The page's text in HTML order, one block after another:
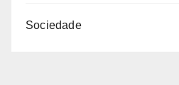
Sociedade